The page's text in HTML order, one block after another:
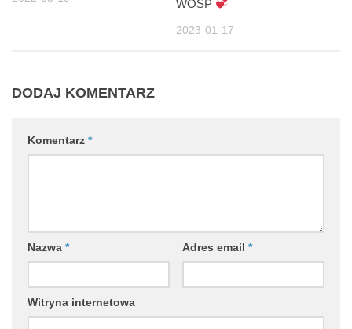
WOŚP
2023-01-17
DODAJ KOMENTARZ
Komentarz *
Nazwa * Adres email *
Witryna internetowa